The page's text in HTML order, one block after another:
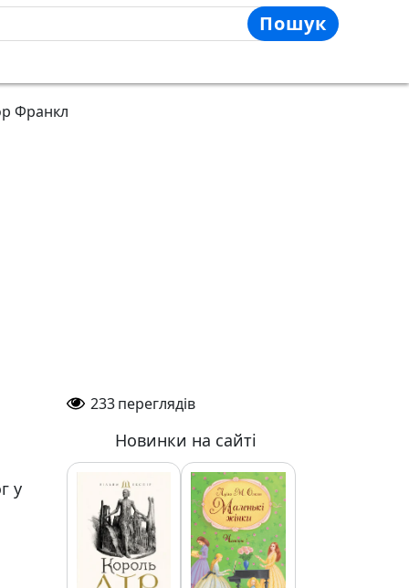
Пошук
Франкл
у
233переглядів
Новинки на сайті